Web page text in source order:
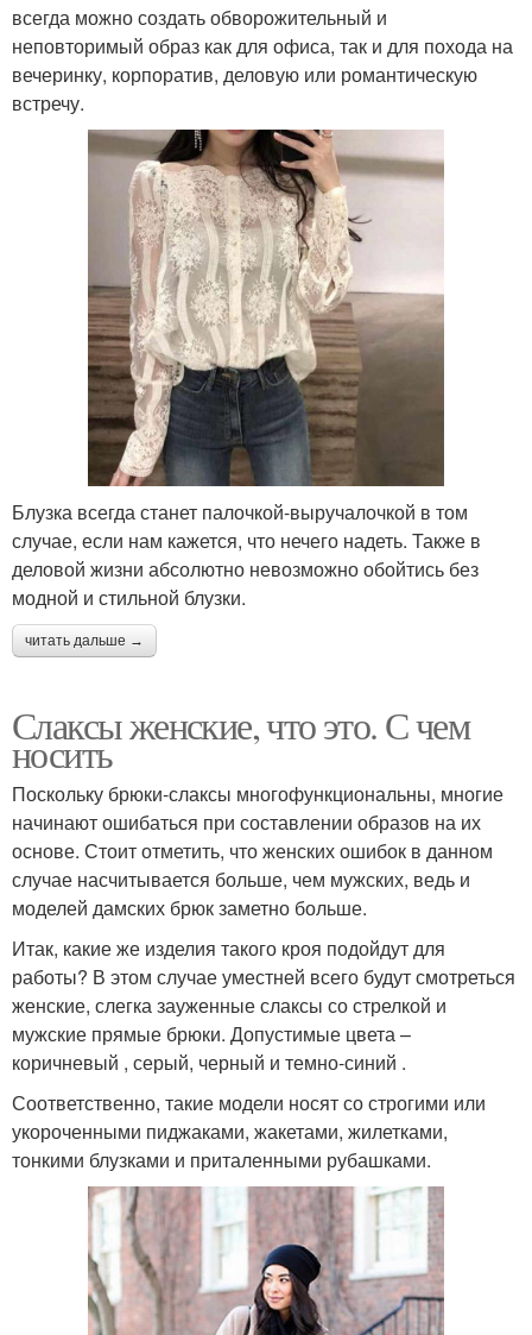
всегда можно создать обворожительный и
неповторимый образ как для офиса, так и для похода на
вечеринку, корпоратив, деловую или романтическую
встречу.
Блузка всегда станет палочкой-выручалочкой в том
случае, если нам кажется, что нечего надеть. Также в
деловой жизни абсолютно невозможно обойтись без
модной и стильной блузки.
читать дальше →
Слаксы женские, что это. С чем
носить
Поскольку брюки-слаксы многофункциональны, многие
начинают ошибаться при составлении образов на их
основе. Стоит отметить, что женских ошибок в данном
случае насчитывается больше, чем мужских, ведь и
моделей дамских брюк заметно больше.
Итак, какие же изделия такого кроя подойдут для
работы? В этом случае уместней всего будут смотреться
женские, слегка зауженные слаксы со стрелкой и
мужские прямые брюки. Допустимые цвета –
коричневый , серый, черный и темно-синий .
Соответственно, такие модели носят со строгими или
укороченными пиджаками, жакетами, жилетками,
тонкими блузками и приталенными рубашками.